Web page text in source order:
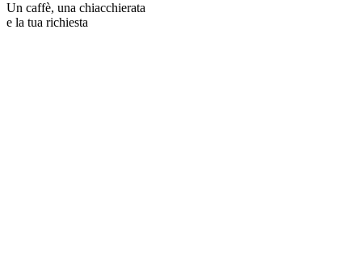
Un caffè, una chiacchierata
e la tua richiesta